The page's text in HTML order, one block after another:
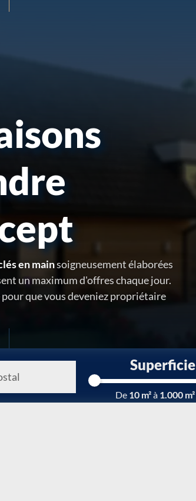
en mainsoigneusement élaborées
un maximum d'offres chaque jour.
que vous deveniez propriétaire
Superficie
De 10 m²à 1.000 m²